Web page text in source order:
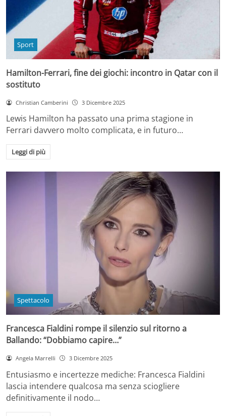
Sport
Hamilton-Ferrari, fine dei giochi: incontro in Qatar con il
sostituto
Christian Camberini 3 Dicembre 2025
Lewis Hamilton ha passato una prima stagione in
Ferrari davvero molto complicata, e in futuro…
Leggi di più
Spettacolo
Francesca Fialdini rompe il silenzio sul ritorno a
Ballando: “Dobbiamo capire…”
Angela Marrelli 3 Dicembre 2025
Entusiasmo e incertezze mediche: Francesca Fialdini
lascia intendere qualcosa ma senza sciogliere
definitivamente il nodo…